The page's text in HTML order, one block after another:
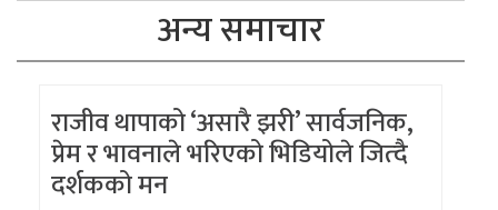
अन्य समाचार
राजीव थापाको ‘असारै झरी’ सार्वजनिक,
प्रेम र भावनाले भरिएको भिडियोले जित्दै
दर्शकको मन